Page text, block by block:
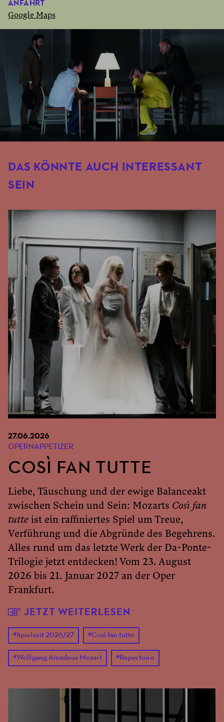
ANFAHRT
Google Maps
DAS KÖNNTE AUCH INTERESSANT
SEIN
27.06.2026
OPERNAPPETIZER
COSÌ FAN TUTTE
Liebe, Täuschung und der ewige Balanceakt
zwischen Schein und Sein: Mozarts Così fan
tutte ist ein raffiniertes Spiel um Treue,
Verführung und die Abgründe des Begehrens.
Alles rund um das letzte Werk der Da-Ponte-
Trilogie jetzt entdecken! Vom 23. August
2026 bis 21. Januar 2027 an der Oper
Frankfurt.
JETZT WEITERLESEN
#Spielzeit 2026/27 #Così fan tutte
#Wolfgang Amadeus Mozart #Repertoire